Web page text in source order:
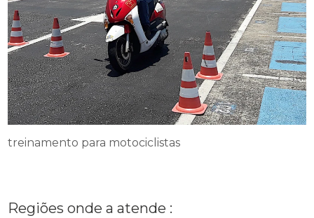
treinamento para motociclistas
Regiões onde a atende :